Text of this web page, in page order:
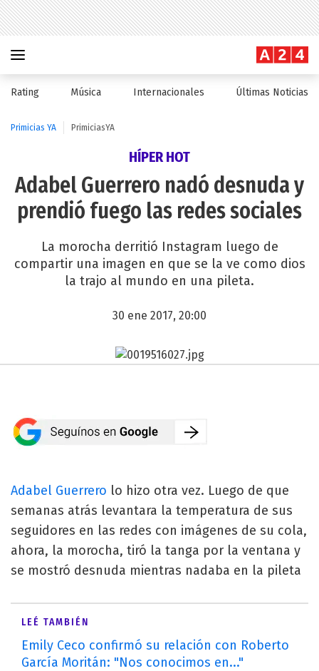
Rating Música Internacionales Últimas Noticias
Primicias YA PrimiciasYA
HÍPER HOT
Adabel Guerrero nadó desnuda y
prendió fuego las redes sociales
La morocha derritió Instagram luego de
compartir una imagen en que se la ve como dios
la trajo al mundo en una pileta.
30 ene 2017, 20:00
Adabel Guerrero lo hizo otra vez. Luego de que
semanas atrás levantara la temperatura de sus
seguidores en las redes con imágenes de su cola,
ahora, la morocha, tiró la tanga por la ventana y
se mostró desnuda mientras nadaba en la pileta
LEÉ TAMBIÉN
Emily Ceco confirmó su relación con Roberto
García Moritán: "Nos conocimos en..."